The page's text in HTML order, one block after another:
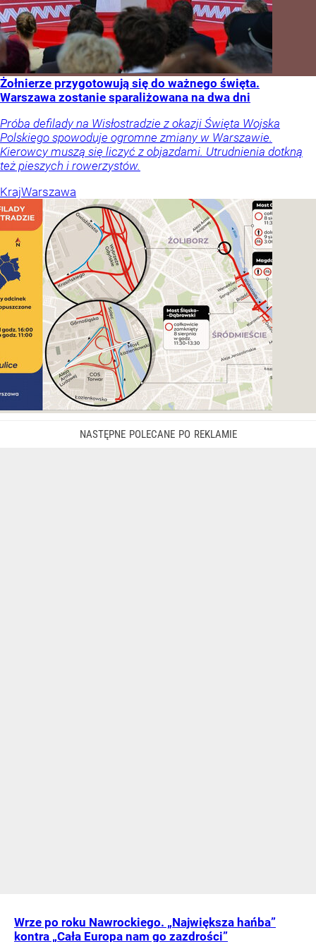
Żołnierze przygotowują się do ważnego święta.
Warszawa zostanie sparaliżowana na dwa dni
Próba defilady na Wisłostradzie z okazji Święta Wojska
Polskiego spowoduje ogromne zmiany w Warszawie.
Kierowcy muszą się liczyć z objazdami. Utrudnienia dotkną
też pieszych i rowerzystów.
KrajWarszawa
Wrze po roku Nawrockiego. „Największa hańba”
kontra „Cała Europa nam go zazdrości”